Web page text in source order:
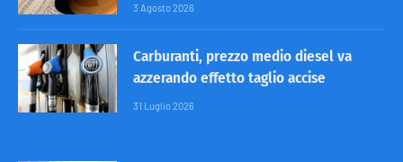
3 Agosto 2026
Carburanti, prezzo medio diesel va
azzerando effetto taglio accise
31 Luglio 2026